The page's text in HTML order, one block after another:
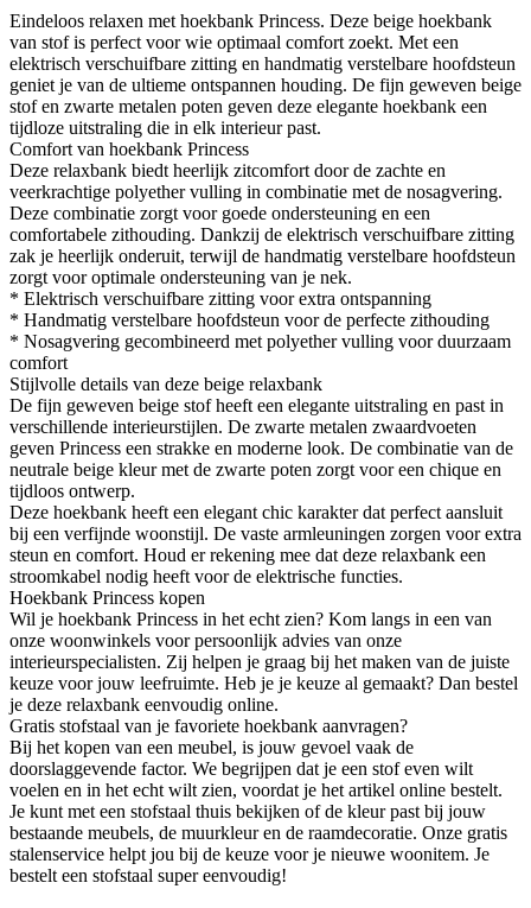
Eindeloos relaxen met hoekbank Princess. Deze beige hoekbank
van stof is perfect voor wie optimaal comfort zoekt. Met een
elektrisch verschuifbare zitting en handmatig verstelbare hoofdsteun
geniet je van de ultieme ontspannen houding. De fijn geweven beige
stof en zwarte metalen poten geven deze elegante hoekbank een
tijdloze uitstraling die in elk interieur past.
Comfort van hoekbank Princess
Deze relaxbank biedt heerlijk zitcomfort door de zachte en
veerkrachtige polyether vulling in combinatie met de nosagvering.
Deze combinatie zorgt voor goede ondersteuning en een
comfortabele zithouding. Dankzij de elektrisch verschuifbare zitting
zak je heerlijk onderuit, terwijl de handmatig verstelbare hoofdsteun
zorgt voor optimale ondersteuning van je nek.
* Elektrisch verschuifbare zitting voor extra ontspanning
* Handmatig verstelbare hoofdsteun voor de perfecte zithouding
* Nosagvering gecombineerd met polyether vulling voor duurzaam
comfort
Stijlvolle details van deze beige relaxbank
De fijn geweven beige stof heeft een elegante uitstraling en past in
verschillende interieurstijlen. De zwarte metalen zwaardvoeten
geven Princess een strakke en moderne look. De combinatie van de
neutrale beige kleur met de zwarte poten zorgt voor een chique en
tijdloos ontwerp.
Deze hoekbank heeft een elegant chic karakter dat perfect aansluit
bij een verfijnde woonstijl. De vaste armleuningen zorgen voor extra
steun en comfort. Houd er rekening mee dat deze relaxbank een
stroomkabel nodig heeft voor de elektrische functies.
Hoekbank Princess kopen
Wil je hoekbank Princess in het echt zien? Kom langs in een van
onze woonwinkels voor persoonlijk advies van onze
interieurspecialisten. Zij helpen je graag bij het maken van de juiste
keuze voor jouw leefruimte. Heb je je keuze al gemaakt? Dan bestel
je deze relaxbank eenvoudig online.
Gratis stofstaal van je favoriete hoekbank aanvragen?
Bij het kopen van een meubel, is jouw gevoel vaak de
doorslaggevende factor. We begrijpen dat je een stof even wilt
voelen en in het echt wilt zien, voordat je het artikel online bestelt.
Je kunt met een stofstaal thuis bekijken of de kleur past bij jouw
bestaande meubels, de muurkleur en de raamdecoratie. Onze gratis
stalenservice helpt jou bij de keuze voor je nieuwe woonitem. Je
bestelt een stofstaal super eenvoudig!